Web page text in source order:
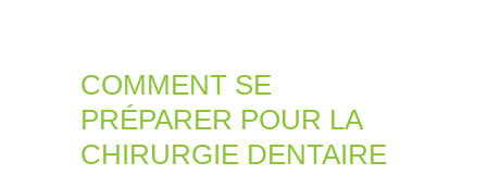
COMMENT SE
PRÉPARER POUR LA
CHIRURGIE DENTAIRE